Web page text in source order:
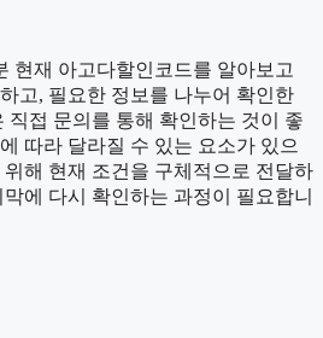
현재 아고다할인코드를 알아보고
고, 필요한 정보를 나누어 확인한
직접 문의를 통해 확인하는 것이 좋
따라 달라질 수 있는 요소가 있으
해 현재 조건을 구체적으로 전달하
에 다시 확인하는 과정이 필요합니